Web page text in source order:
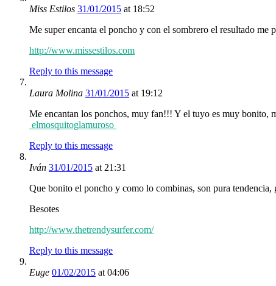
Miss Estilos 31/01/2015 at 18:52
Me super encanta el poncho y con el sombrero el resultado me
http://www.missestilos.com
Reply to this message
Laura Molina 31/01/2015 at 19:12
Me encantan los ponchos, muy fan!!! Y el tuyo es muy bonito,
elmosquitoglamuroso
Reply to this message
Iván 31/01/2015 at 21:31
Que bonito el poncho y como lo combinas, son pura tendencia,
Besotes
http://www.thetrendysurfer.com/
Reply to this message
Euge 01/02/2015 at 04:06